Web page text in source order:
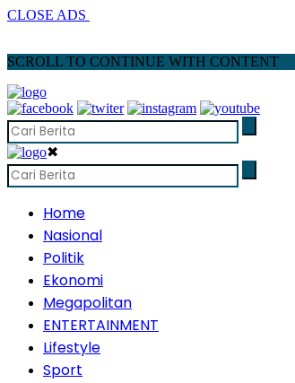
CLOSE ADS
SCROLL TO CONTINUE WITH CONTENT
✖
Home
Nasional
Politik
Ekonomi
Megapolitan
ENTERTAINMENT
Lifestyle
Sport